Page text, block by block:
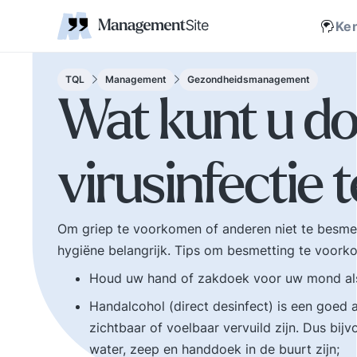
verantwoordelijkheid
en bestuurlijke wijsheid.
Ook de belangrijke
bestuurlijke valkuilen
zoals: verhuftering,
bestuurlijke drukte,
organisatierot en het
prestige. Tips en
ideeen voor goed
bestuur.
Zelforganisatie 'klein
binnen groot'. De
transitie naar een
organisatie. Distributie
van zeggenschap en
naar het laagste niveau
in een organisatie
een vakkundig besluit
genomen kan
Corporate communicatie
Disruptie
Ethiek, integriteit, moreel kompas
Scholing
Non-profit
jonge leiding geven
kleine letters ervoor en er is contact. Zijn
TQL Management Gezondheidsmanagement
Wat kunt u
virusinfectie
Om griep te voorkomen of anderen niet te
hygiëne belangrijk. Tips om besmetting te
Houd uw hand of zakdoek voor uw mond
Handalcohol (direct desinfect) is een goed
zichtbaar of voelbaar vervuild zijn. Dus
water, zeep en handdoek in de buurt zijn;